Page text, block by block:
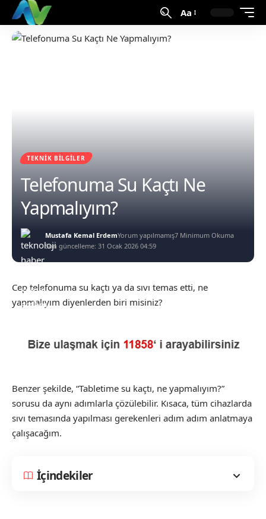
Aa
TEKNIK BILGILER
Telefonuma Su Kaçtı Ne
Yapmalıyım?
Son güncelleme: 31 Ocak 2026 04:59
Mustafa Kemal ErdemYorum yapılmamış7 Minimum Okuma
Cep telefonuma su kaçtı ya da sıvı temas etti, ne
yapmalıyım diyenlerden biri misiniz?
Benzer şekilde, “Tabletime su kaçtı, ne yapmalıyım?”
sorusu da aynı adımlarla çözülebilir. Kısaca, tüm cihazlarda
sıvı temasında yapılması gerekenleri adım adım anlatmaya
çalışacağım.
İçindekiler